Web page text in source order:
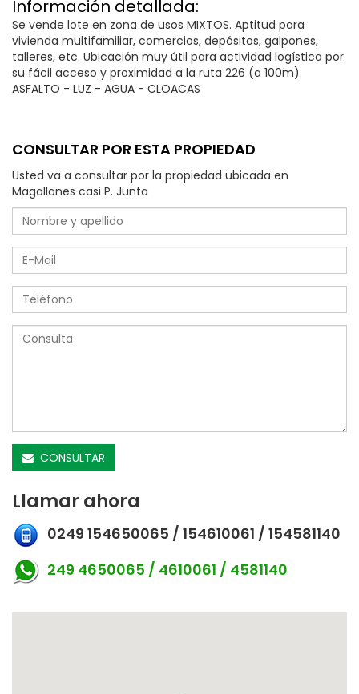
Información detallada:
Se vende lote en zona de usos MIXTOS. Aptitud para
vivienda multifamiliar, comercios, depósitos, galpones,
talleres, etc. Ubicación muy útil para actividad logística por
su fácil acceso y proximidad a la ruta 226 (a 100m).
ASFALTO - LUZ - AGUA - CLOACAS
CONSULTAR POR ESTA PROPIEDAD
Usted va a consultar por la propiedad ubicada en
Magallanes casi P. Junta
CONSULTAR
Llamar ahora
0249 154650065 / 154610061 / 154581140
249 4650065 / 4610061 / 4581140